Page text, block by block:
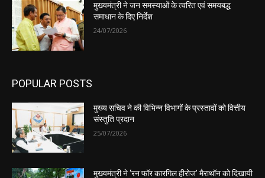
मुख्यमंत्री ने जन समस्याओं के त्वरित एवं समयबद्ध
समाधान के दिए निर्देश
24/07/2026
POPULAR POSTS
मुख्य सचिव ने की विभिन्न विभागों के प्रस्तावों को वित्तीय
संस्तुति प्रदान
25/07/2026
मुख्यमंत्री ने ‘रन फॉर कारगिल हीरोज’ मैराथॉन को दिखायी